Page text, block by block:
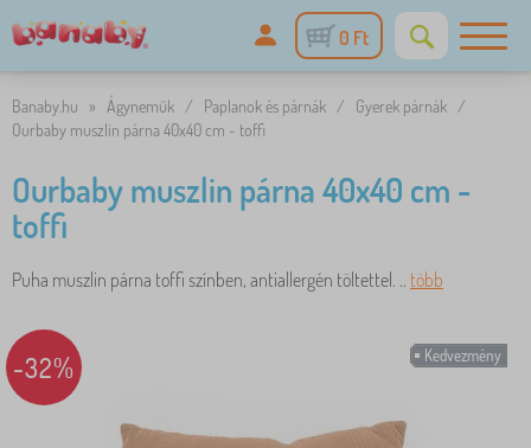
0 Ft
Banaby.hu » Ágyneműk / Paplanok és párnák / Gyerek párnák /
Ourbaby muszlin párna 40x40 cm - toffi
Ourbaby muszlin párna 40x40 cm -
toffi
Puha muszlin párna toffi színben, antiallergén töltettel. .. több
Kedvezmény
-32%